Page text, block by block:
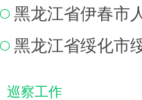
巡察工作